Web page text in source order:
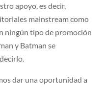
apoyo, es decir,
mainstream como
ningún tipo de promoción
y Batman se
dar una oportunidad a